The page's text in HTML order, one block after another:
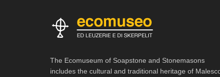
The Ecomuseum of Soapstone and Stonemasons
includes the cultural and traditional heritage of